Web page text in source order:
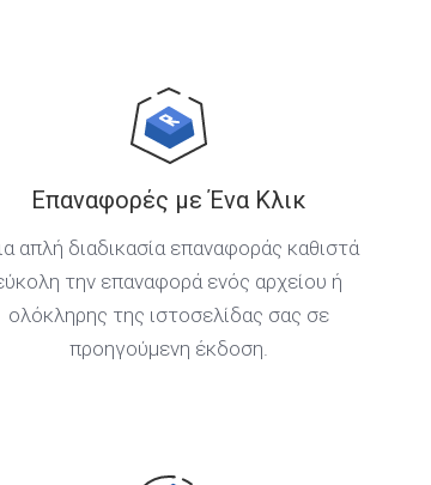
Επαναφορές με Ένα Κλικ
απλή διαδικασία επαναφοράς καθιστά
την επαναφορά ενός αρχείου ή
ολόκληρης της ιστοσελίδας σας σε
προηγούμενη έκδοση.